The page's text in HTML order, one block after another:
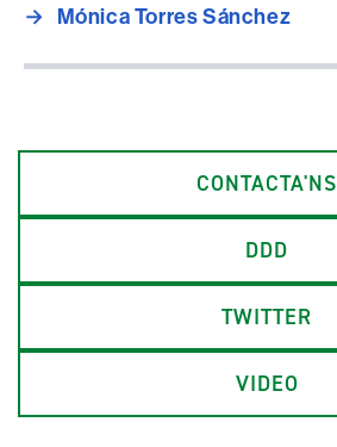
→ Mónica Torres Sánchez
CONTACTA'NS
DDD
TWITTER
VIDEO